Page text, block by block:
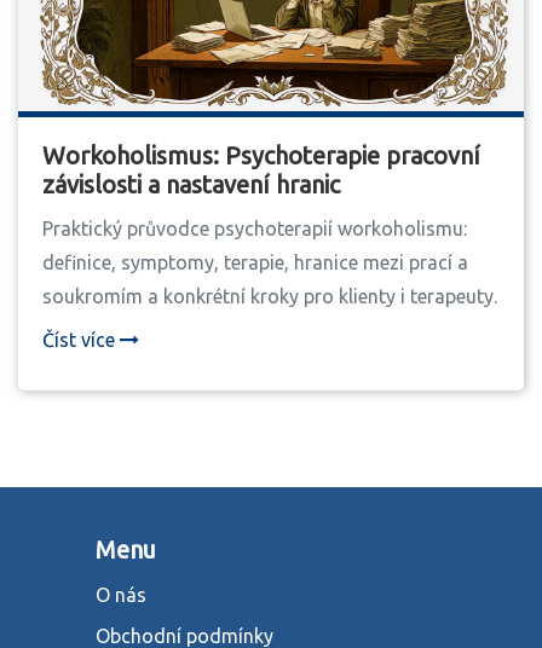
Workoholismus: Psychoterapie pracovní
závislosti a nastavení hranic
Praktický průvodce psychoterapií workoholismu:
definice, symptomy, terapie, hranice mezi prací a
soukromím a konkrétní kroky pro klienty i terapeuty.
Číst více
Menu
O nás
Obchodní podmínky